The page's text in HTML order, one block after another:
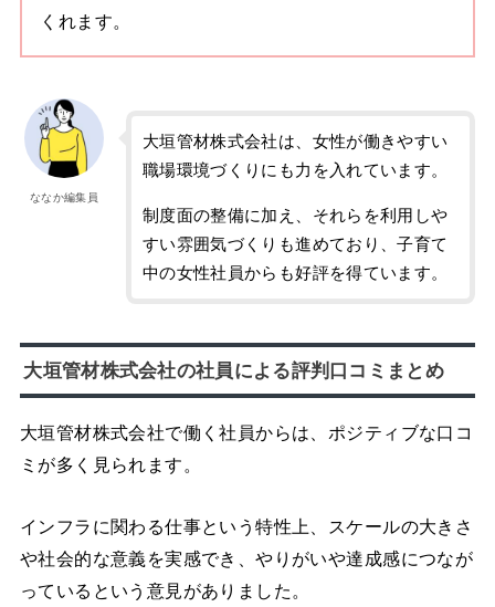
くれます。
ななか編集員
大垣管材株式会社は、女性が働きやすい
職場環境づくりにも力を入れています。
制度面の整備に加え、それらを利用しや
すい雰囲気づくりも進めており、子育て
中の女性社員からも好評を得ています。
大垣管材株式会社の社員による評判口コミまとめ
大垣管材株式会社で働く社員からは、ポジティブな口コ
ミが多く見られます。
インフラに関わる仕事という特性上、スケールの大きさ
や社会的な意義を実感でき、やりがいや達成感につなが
っているという意見がありました。